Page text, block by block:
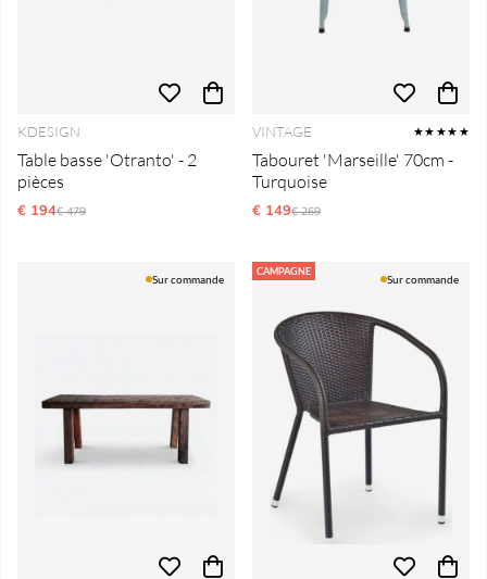
KDESIGN
Table basse 'Otranto' - 2
pièces
€ 194Prix régulier:
€ 479
VINTAGE ★★★★★
Tabouret 'Marseille' 70cm -
Turquoise
€ 149Prix régulier:
€ 269
Sur commande
CAMPAGNE
Sur commande